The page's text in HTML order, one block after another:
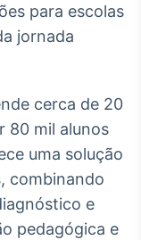
para escolas
jornada
cerca de 20
80 mil alunos
uma solução
combinando
e
pedagógica e